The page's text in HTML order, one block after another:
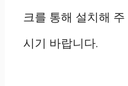
크를 통해 설치해 주
시기 바랍니다.